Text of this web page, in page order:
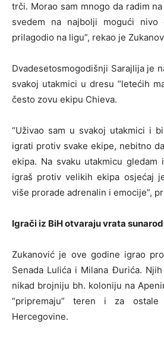
trči. Morao sam mnogo da radim
svedem na najbolji mogući
prilagodio na ligu”, rekao je
Dvadesetosmogodišnji Sarajlija je
svakoj utakmici u dresu “letećih
često zovu ekipu Chieva.
“Uživao sam u svakoj utakmici i
igrati protiv svake ekipe, nebitno
ekipa. Na svaku utakmicu gledam
igraš protiv velikih ekipa osjećaj
više prorade adrenalin i emocije”,
Igrači iz BiH otvaraju vrata
Zukanović je ove godine igrao
Senada Lulića i Milana Đurića.
nikad brojniju bh. koloniju na
“pripremaju” teren i za
Hercegovine.